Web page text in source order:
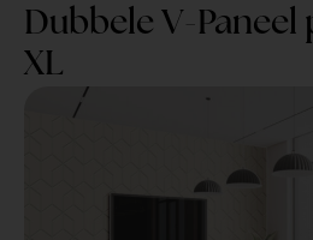
Dubbele V-Paneel
XL